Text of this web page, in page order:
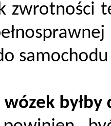
zwrotności
byłby